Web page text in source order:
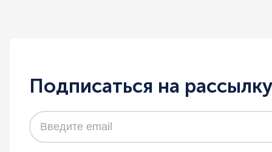
Подписаться на рассылку